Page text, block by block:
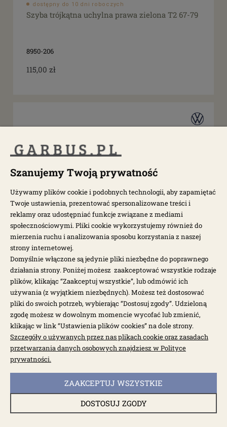
dostępny do 10 dni roboczych
Szyba trójkątna uchylna prawa zielona T2 67-79
8950-206
115,00 zł
dostępny do 10 dni roboczych
Szyba uchylna tylna lewa czarna T2 67-79
025376P
2 306,00 zł
Szanujemy Twoją prywatność
Używamy plików cookie i podobnych technologii, aby zapamiętać
Twoje ustawienia, prezentować spersonalizowane treści i
reklamy oraz udostępniać funkcje związane z mediami
społecznościowymi. Pliki cookie wykorzystujemy również do
mierzenia ruchu i analizowania sposobu korzystania z naszej
strony internetowej.
Domyślnie włączone są jedynie pliki niezbędne do poprawnego
działania strony. Poniżej możesz zaakceptować wszystkie rodzaje
plików, klikając “Zaakceptuj wszystkie”, lub odmówić ich
używania (z wyjątkiem niezbędnych). Możesz też dostosować
pliki do swoich potrzeb, wybierając “Dostosuj zgody”. Udzieloną
zgodę możesz w dowolnym momencie wycofać lub zmienić,
klikając w link “Ustawienia plików cookies” na dole strony.
Szczegóły o używanych przez nas plikach cookie oraz zasadach
przetwarzania danych osobowych znajdziesz w Polityce
prywatności.
DOSTOSUJ ZGODY
ZAAKCEPTUJ WSZYSTKIE